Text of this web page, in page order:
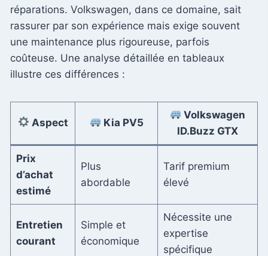
réparations. Volkswagen, dans ce domaine, sait
rassurer par son expérience mais exige souvent
une maintenance plus rigoureuse, parfois
coûteuse. Une analyse détaillée en tableaux
illustre ces différences :
Aspect Kia PV5
Volkswagen
ID.Buzz GTX
Prix
d’achat
estimé
Plus
abordable
Tarif premium
élevé
Entretien
courant
Simple et
économique
Nécessite une
expertise
spécifique